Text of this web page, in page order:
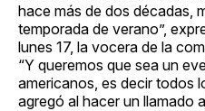
hace más de dos décadas,
temporada de verano”,
lunes 17, la vocera de la
“Y queremos que sea un
americanos, es decir todos
agregó al hacer un llamado